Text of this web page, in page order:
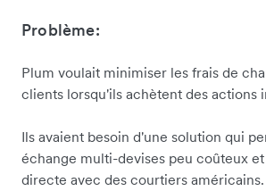
Problème:
Plum voulait minimiser les frais de
clients lorsqu'ils achètent des actions
Ils avaient besoin d'une solution qui
échange multi-devises peu coûteux
directe avec des courtiers